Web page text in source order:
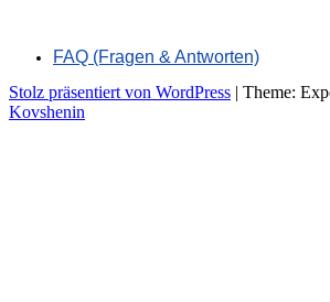
FAQ (Fragen & Antworten)
Stolz präsentiert von WordPress | Theme:
Kovshenin